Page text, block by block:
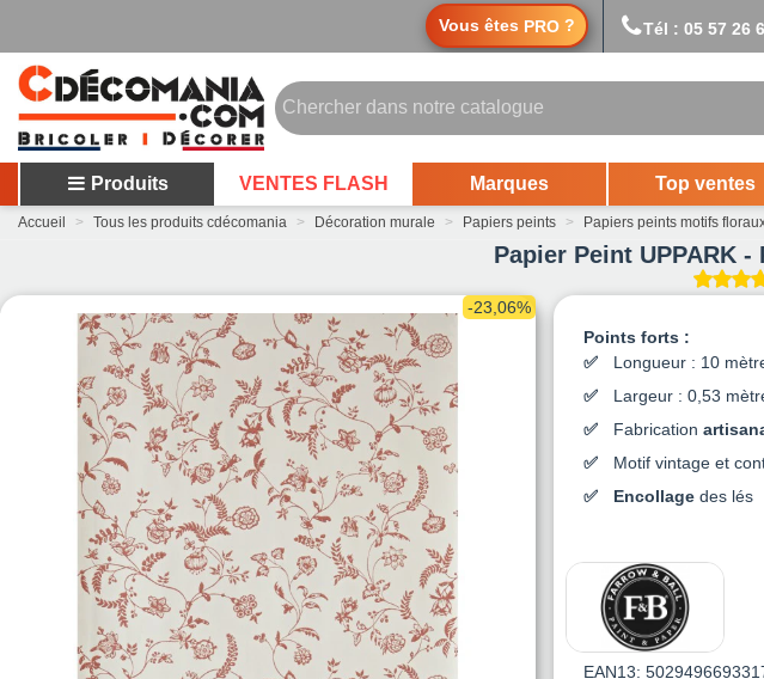
Vous êtes PRO ? Tél : 05 57 26
Produits VENTES FLASH Marques Top ventes
Accueil > Tous les produits cdécomania > Décoration murale > Papiers peints > Papiers peints motifs
Papier Peint UPPARK -
-23,06%
Points forts :
Longueur : 10
Largeur : 0,53
Fabrication
Motif vintage et
Encollagedes lés
EAN13: